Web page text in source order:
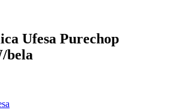
Ufesa Purechop
bela